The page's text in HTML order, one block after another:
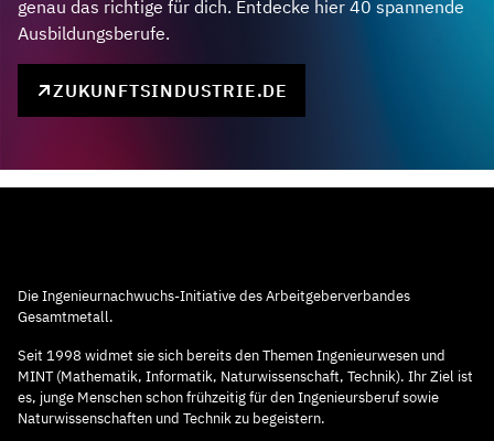
genau das richtige für dich. Entdecke hier 40 spannende
Ausbildungsberufe.
ZUKUNFTSINDUSTRIE.DE
Die Ingenieurnachwuchs-Initiative des Arbeitgeberverbandes
Gesamtmetall.
Seit 1998 widmet sie sich bereits den Themen Ingenieurwesen und
MINT (Mathematik, Informatik, Naturwissenschaft, Technik). Ihr Ziel ist
es, junge Menschen schon frühzeitig für den Ingenieursberuf sowie
Naturwissenschaften und Technik zu begeistern.